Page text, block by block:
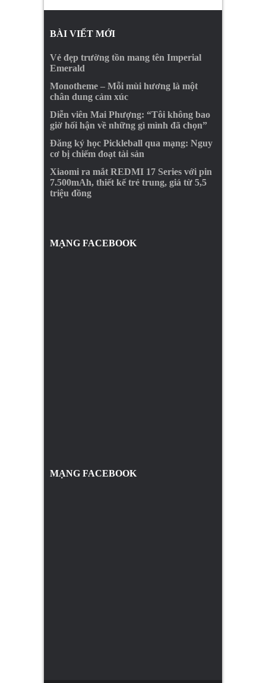
BÀI VIẾT MỚI
Vẻ đẹp trường tồn mang tên Imperial
Emerald
Monotheme – Mỗi mùi hương là một
chân dung cảm xúc
Diễn viên Mai Phượng: “Tôi không bao
giờ hối hận về những gì mình đã chọn”
Đăng ký học Pickleball qua mạng: Nguy
cơ bị chiếm đoạt tài sản
Xiaomi ra mắt REDMI 17 Series với pin
7.500mAh, thiết kế trẻ trung, giá từ 5,5
triệu đồng
MẠNG FACEBOOK
MẠNG FACEBOOK